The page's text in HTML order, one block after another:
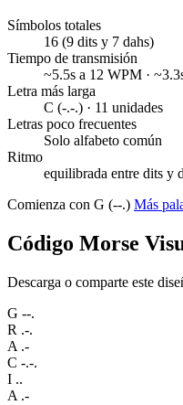
Símbolos totales
16 (9 dits y 7 dahs)
Tiempo de transmisión
~5.5s a 12 WPM ·
Letra más larga
C (-.-.) · 11 unidades
Letras poco frecuentes
Solo alfabeto común
Ritmo
equilibrada entre dits y
Comienza con G (--.) Más
Código Morse
Descarga o comparte este
G --.
R .-.
A .-
C -.-.
I ..
A .-